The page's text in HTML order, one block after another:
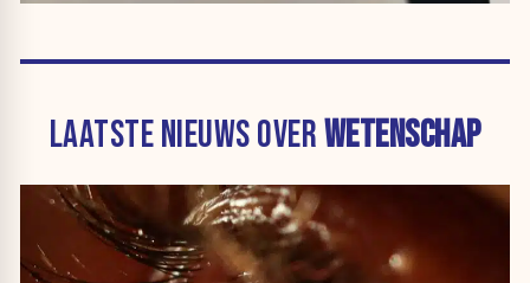
LAATSTE NIEUWS OVERWETENSCHAP